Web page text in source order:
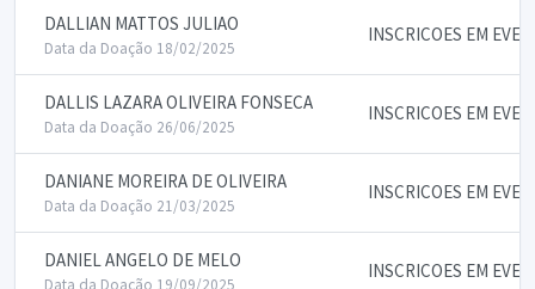
DALLIAN MATTOS JULIAO
Data da Doação 18/02/2025
INSCRICOES EM
DALLIS LAZARA OLIVEIRA FONSECA
Data da Doação 26/06/2025
INSCRICOES EM
DANIANE MOREIRA DE OLIVEIRA
Data da Doação 21/03/2025
INSCRICOES EM
DANIEL ANGELO DE MELO
Data da Doação 19/09/2025
INSCRICOES EM